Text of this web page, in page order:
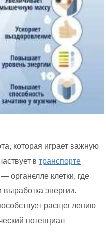
которая играет важную
в транспорте
органелле клетки, где
энергии.
расщеплению
потенциал